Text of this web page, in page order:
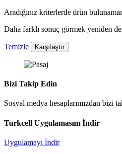
Aradığınız kriterlerde ürün
Daha farklı sonuç görmek yeniden
Temizle Karşılaştır
Bizi Takip Edin
Sosyal medya hesaplarımızdan bizi
Turkcell Uygulamasını İndir
Uygulamayı İndir